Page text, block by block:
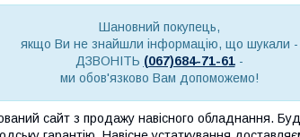
Шановний покупець,
якщо Ви не знайшли інформацію, що шукали -
ДЗВОНІТЬ (067)684-71-61-
ми обов'язково Вам допоможемо!
сайт з продажу навісного обладнання.